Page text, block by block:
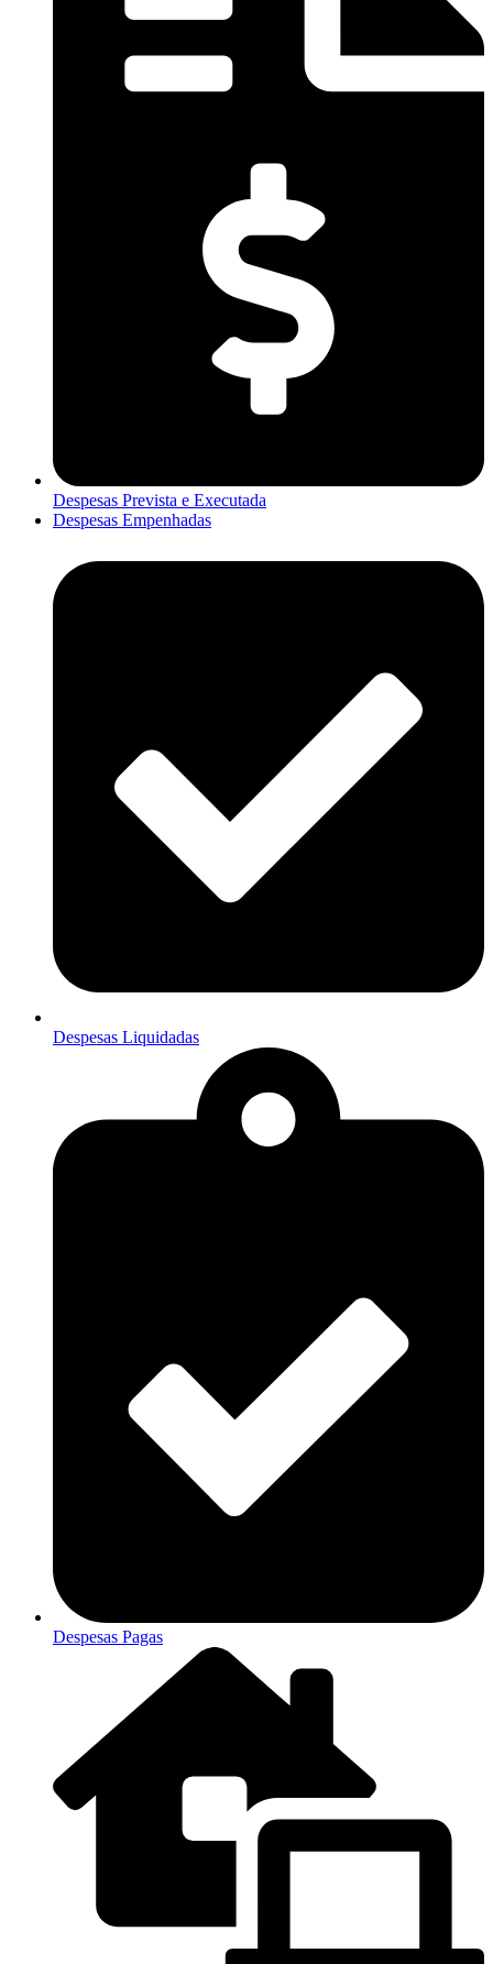
Despesas Prevista e Executada
Despesas Empenhadas
Despesas Liquidadas
Despesas Pagas